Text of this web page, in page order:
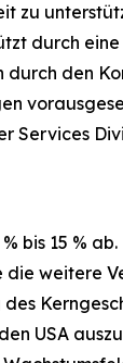
zu
durch
durch den
Services
bis 15 %
die weitere
USA